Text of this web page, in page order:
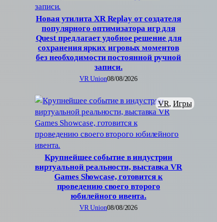
Новая утилита XR Replay от создателя
популярного оптимизатора игр для
Quest предлагает удобное решение для
сохранения ярких игровых моментов
без необходимости постоянной ручной
записи.
VR Union08/08/2026
Крупнейшее событие в индустрии
виртуальной реальности, выставка VR
Games Showcase, готовится к
проведению своего второго
юбилейного ивента.
VR, Игры
VR Union08/08/2026